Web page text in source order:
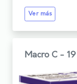
Ver más
Macro C - 19